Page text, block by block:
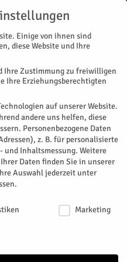
Alaaf mit Herz
Herz
8 Uhr morgens auf dem
An der
herrscht trotz knapp-
Die KG
Einige von ihnen sind
diese Website und Ihre
Ihre Zustimmung zu freiwilligen
Ihre Erziehungsberechtigten
auf unserer Website.
andere uns helfen, diese
Personenbezogene Daten
z. B. für personalisierte
und Inhaltsmessung. Weitere
Daten finden Sie in unserer
Auswahl jederzeit unter
Marketing